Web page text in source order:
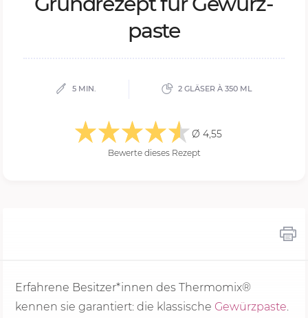
pas­te
5 MIN. 2 GLÄSER À 350 ML
Ø 4,55
Bewerte dieses Rezept
Erfahrene Besitzer*innen des Thermomix®
kennen sie garantiert: die klassische Gewürzpaste